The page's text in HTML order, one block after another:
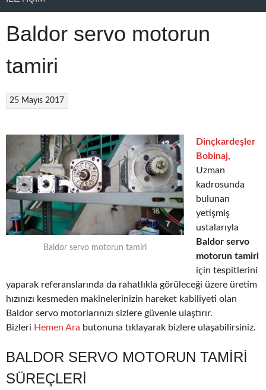
Baldor servo motorun
tamiri
25 Mayıs 2017
Baldor servo motorun tamiri
Dinçkardeşler
Bobinaj,
Uzman
kadrosunda
bulunan
yetişmiş
ustalarıyla
Baldor servo
motorun tamiri
için tespitlerini
yaparak referanslarında da rahatlıkla görüleceği üzere üretim
hızınızı kesmeden makinelerinizin hareket kabiliyeti olan
Baldor servo motorlarınızı sizlere güvenle ulaştırır.
Bizleri Hemen Ara butonuna tıklayarak bizlere ulaşabilirsiniz.
BALDOR SERVO MOTORUN TAMIRI
SÜREÇLERI